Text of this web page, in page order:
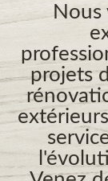
projets